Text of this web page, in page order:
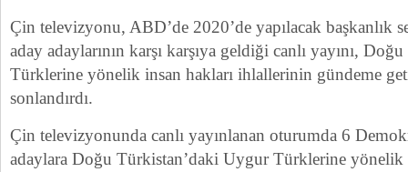
Çin televizyonu, ABD’de 2020’de yapılacak başkanlık
aday adaylarının karşı karşıya geldiği canlı yayını,
Türklerine yönelik insan hakları ihlallerinin gündeme
sonlandırdı.
Çin televizyonunda canlı yayınlanan oturumda 6
adaylara Doğu Türkistan’daki Uygur Türklerine yönelik